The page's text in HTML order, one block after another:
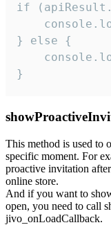
if
} else {
}
This method is used to
specific moment. For
proactive invitation
online store.
And if you want to
open, you need to call
jivo_onLoadCallback.